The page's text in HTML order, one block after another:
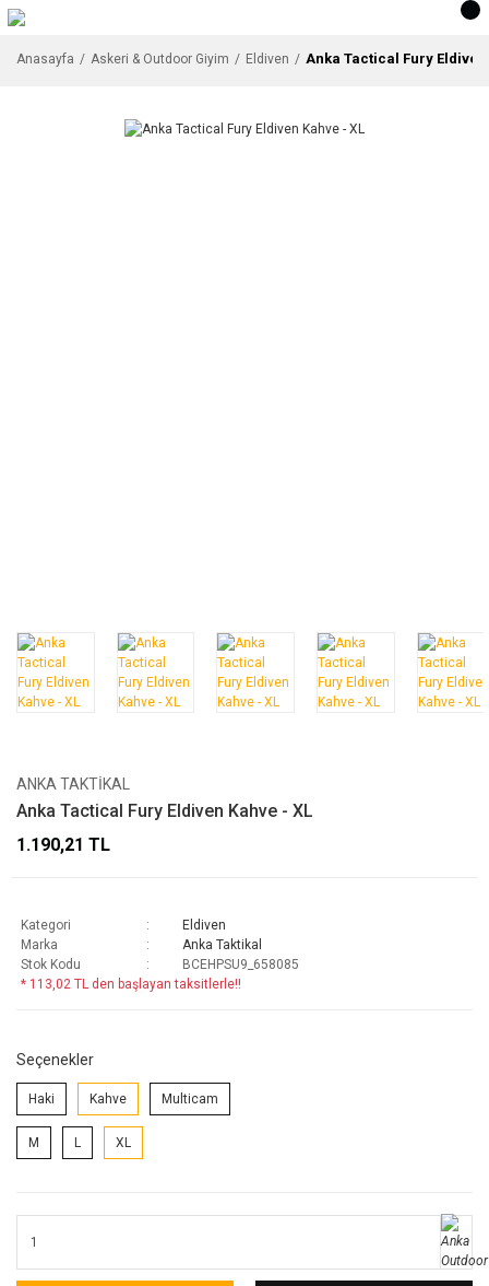
Anasayfa Askeri & Outdoor Giyim Eldiven Anka Tactical Fury Eldiven
ANKA TAKTIKAL
Anka Tactical Fury Eldiven Kahve - XL
1.190,21 TL
Kategori
Eldiven
Marka
Anka Taktikal
Stok Kodu
BCEHPSU9_658085
* 113,02 TL den başlayan taksitlerle!!
Seçenekler
Haki Kahve Multicam
M L XL